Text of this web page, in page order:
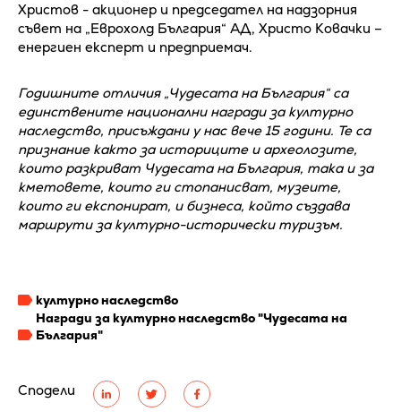
Сподели
Христов - акционер и председател на надзорния
съвет на „Еврохолд България“ АД, Христо Ковачки –
енергиен експерт и предприемач.
Годишните отличия „Чудесата на България“ са
единствените национални награди за културно
наследство, присъждани у нас вече 15 години. Те са
признание както за историците и археолозите,
които разкриват Чудесата на България, така и за
кметовете, които ги стопанисват, музеите,
които ги експонират, и бизнеса, който създава
маршрути за културно-исторически туризъм.
културно наследство
Награди за културно наследство "Чудесата на
България"